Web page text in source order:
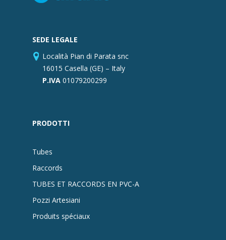
SEDE LEGALE
Località Pian di Parata snc
16015 Casella (GE) – Italy
P.IVA 01079200299
PRODOTTI
Tubes
Raccords
TUBES ET RACCORDS EN PVC-A
Pozzi Artesiani
Produits spéciaux